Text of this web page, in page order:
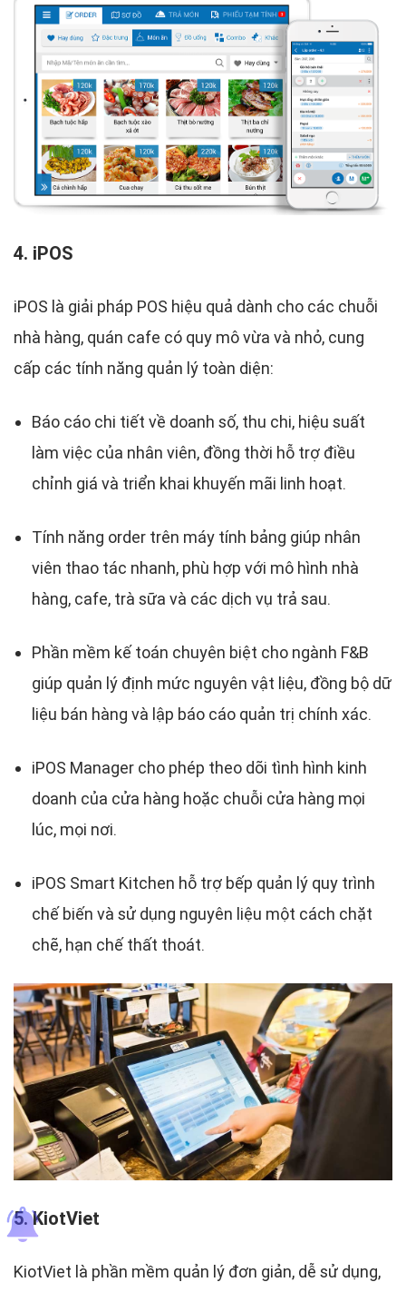
4. iPOS
iPOS là giải pháp POS hiệu quả dành cho các chuỗi
nhà hàng, quán cafe có quy mô vừa và nhỏ, cung
cấp các tính năng quản lý toàn diện:
Báo cáo chi tiết về doanh số, thu chi, hiệu suất
làm việc của nhân viên, đồng thời hỗ trợ điều
chỉnh giá và triển khai khuyến mãi linh hoạt.
Tính năng order trên máy tính bảng giúp nhân
viên thao tác nhanh, phù hợp với mô hình nhà
hàng, cafe, trà sữa và các dịch vụ trả sau.
Phần mềm kế toán chuyên biệt cho ngành F&B
giúp quản lý định mức nguyên vật liệu, đồng bộ dữ
liệu bán hàng và lập báo cáo quản trị chính xác.
iPOS Manager cho phép theo dõi tình hình kinh
doanh của cửa hàng hoặc chuỗi cửa hàng mọi
lúc, mọi nơi.
iPOS Smart Kitchen hỗ trợ bếp quản lý quy trình
chế biến và sử dụng nguyên liệu một cách chặt
chẽ, hạn chế thất thoát.
5. KiotViet
KiotViet là phần mềm quản lý đơn giản, dễ sử dụng,